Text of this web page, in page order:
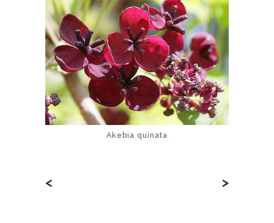
Akebia quinata
< >